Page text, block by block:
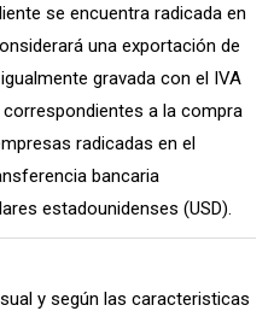
se encuentra radicada en
una exportación de
gravada con el IVA
a la compra
radicadas en el
bancaria
estadounidenses (USD).
y según las caracteristicas